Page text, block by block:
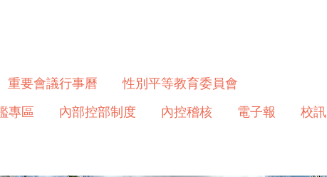
重要會議行事曆
性別平等教育委員會
專區 內部控部制度 內控稽核 電子報
校訊